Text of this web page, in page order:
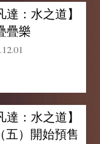
達：水之道】
疊樂
達：水之道】
五）開始預售